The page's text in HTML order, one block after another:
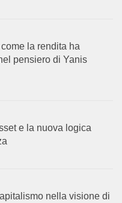
la rendita ha
pensiero di Yanis
e la nuova logica
nella visione di